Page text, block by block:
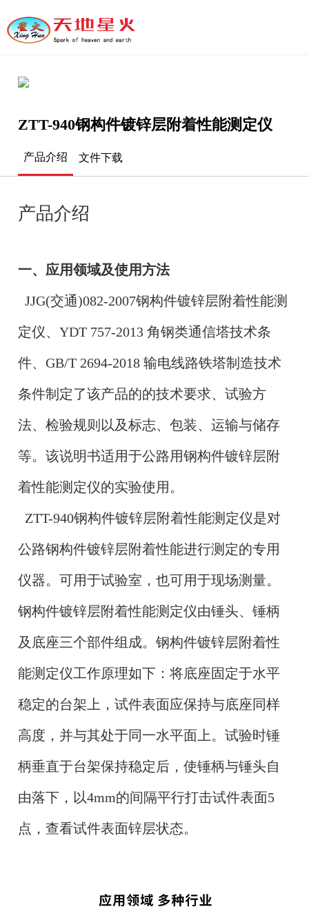
ZTT-940钢构件镀锌层附着性能测定仪
产品介绍 文件下载
产品介绍
一、应用领域及使用方法
JJG(交通)082-2007钢构件镀锌层附着性能测
定仪、YDT 757-2013 角钢类通信塔技术条
件、GB/T 2694-2018 输电线路铁塔制造技术
条件制定了该产品的的技术要求、试验方
法、检验规则以及标志、包装、运输与储存
等。该说明书适用于公路用钢构件镀锌层附
着性能测定仪的实验使用。
ZTT-940钢构件镀锌层附着性能测定仪是对
公路钢构件镀锌层附着性能进行测定的专用
仪器。可用于试验室，也可用于现场测量。
钢构件镀锌层附着性能测定仪由锤头、锤柄
及底座三个部件组成。钢构件镀锌层附着性
能测定仪工作原理如下：将底座固定于水平
稳定的台架上，试件表面应保持与底座同样
高度，并与其处于同一水平面上。试验时锤
柄垂直于台架保持稳定后，使锤柄与锤头自
由落下，以4mm的间隔平行打击试件表面5
点，查看试件表面锌层状态。